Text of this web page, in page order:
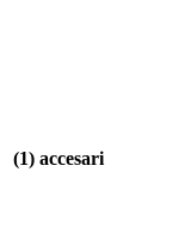
(1) accesari